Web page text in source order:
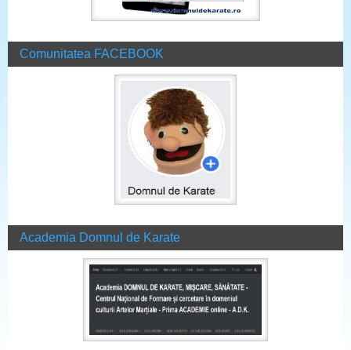
Comunitatea FACEBOOK
Academia Domnul de Karate